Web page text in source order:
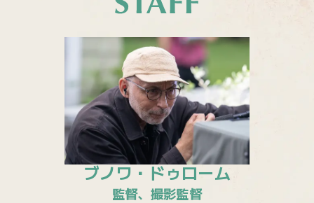
ブノワ・ドゥローム
監督、撮影監督